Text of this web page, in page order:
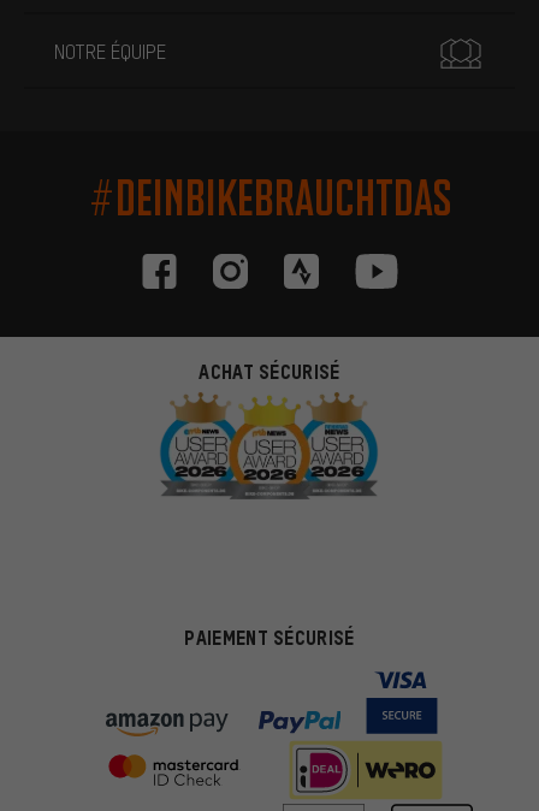
NOTRE ÉQUIPE
#DEINBIKEBRAUCHTDAS
ACHAT SÉCURISÉ
PAIEMENT SÉCURISÉ